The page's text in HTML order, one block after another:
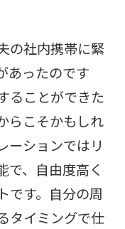
の社内携帯に緊
あったのです
ることができた
らこそかもしれ
ーションではリ
で、自由度高く
です。自分の周
タイミングで仕